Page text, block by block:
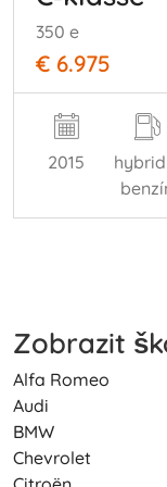
350 e
€ 6.975
2015
Zobrazit
Alfa Romeo
Audi
BMW
Chevrolet